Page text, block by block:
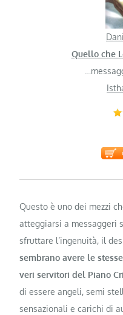
Quello che
Questo è uno dei mezzi
atteggiarsi a messaggeri
sfruttare l’ingenuità, il
sembrano avere le
veri servitori del Piano
di essere angeli, semi
sensazionali e carichi di